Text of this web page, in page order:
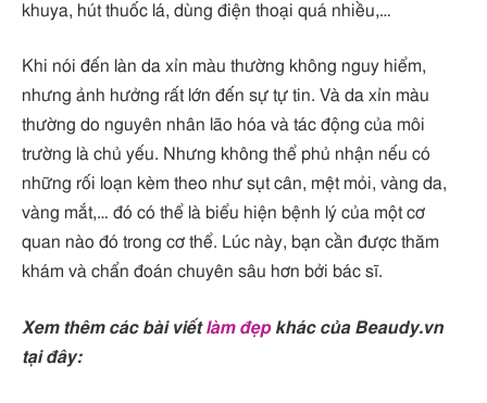
khuya, hút thuốc lá, dùng điện thoại quá nhiều,…
Khi nói đến làn da xỉn màu thường không nguy hiểm,
nhưng ảnh hưởng rất lớn đến sự tự tin. Và da xỉn màu
thường do nguyên nhân lão hóa và tác động của môi
trường là chủ yếu. Nhưng không thể phủ nhận nếu có
những rối loạn kèm theo như sụt cân, mệt mỏi, vàng da,
vàng mắt,… đó có thể là biểu hiện bệnh lý của một cơ
quan nào đó trong cơ thể. Lúc này, bạn cần được thăm
khám và chẩn đoán chuyên sâu hơn bởi bác sĩ.
Xem thêm các bài viếtlàm đẹpkhác của Beaudy.vn
tại đây: